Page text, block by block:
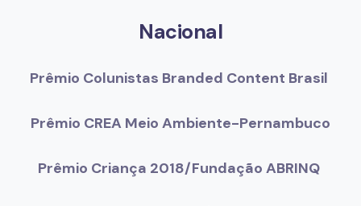
Nacional
Prêmio Colunistas Branded Content Brasil
Prêmio CREA Meio Ambiente-Pernambuco
Prêmio Criança 2018/Fundação ABRINQ